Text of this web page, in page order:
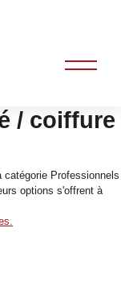
/ coiffure
catégorie Professionnels
options s'offrent à